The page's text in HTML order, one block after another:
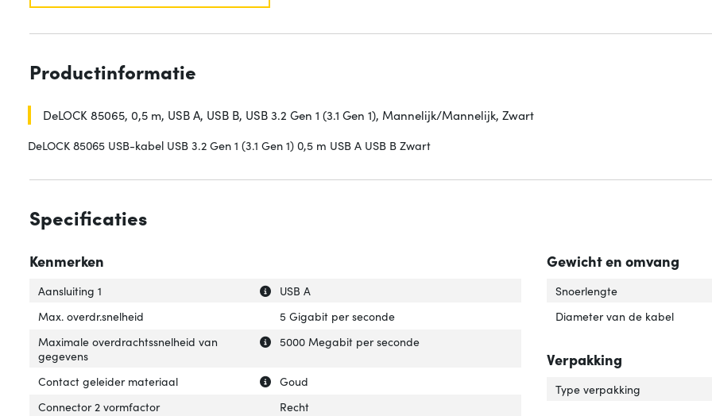
Productinformatie
DeLOCK 85065, 0,5 m, USB A, USB B, USB 3.2 Gen 1 (3.1 Gen 1), Mannelijk/Mannelijk, Zwart
DeLOCK 85065 USB-kabel USB 3.2 Gen 1 (3.1 Gen 1) 0,5 m USB A USB B Zwart
Specificaties
Kenmerken
Uitleg over 'Aansluiting 1'
Verberg uitleg over 'Aansluiting 1'
Aansluiting 1
USB A
Max. overdr.snelheid
5 Gigabit per seconde
Uitleg over 'Maximale overdrachtssnelheid van gegevens'
Verberg uitleg over 'Maximale overdrachtssnelheid van gegevens'
Maximale overdrachtssnelheid van
gegevens
5000 Megabit per seconde
Uitleg over 'Contact geleider materiaal'
Verberg uitleg over 'Contact geleider materiaal'
Contact geleider materiaal
Goud
Connector 2 vormfactor
Recht
Gewicht en omvang
Snoerlengte
Diameter van de kabel
Verpakking
Type verpakking